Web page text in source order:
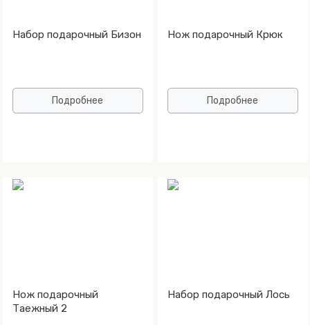
Набор подарочный Бизон
Подробнее
Нож подарочный Крюк
Подробнее
Нож подарочный
Таежный 2
Набор подарочный Лось